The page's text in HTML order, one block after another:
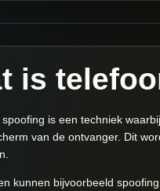
is
spoofing is een techniek
van de ontvanger. Dit
kunnen bijvoorbeeld